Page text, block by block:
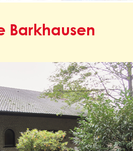
Barkhausen